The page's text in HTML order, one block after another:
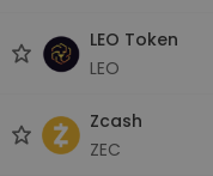
LEO Token
LEO
Zcash
ZEC